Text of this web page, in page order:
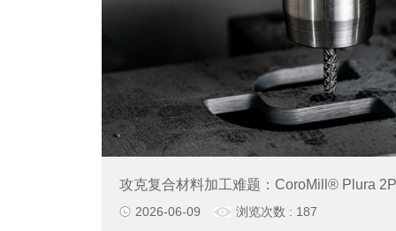
攻克复合材料加工难题：CoroMill® Plura
2026-06-09 浏览次数 : 187